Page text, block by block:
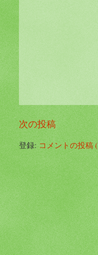
次の投稿
登録:コメントの投稿